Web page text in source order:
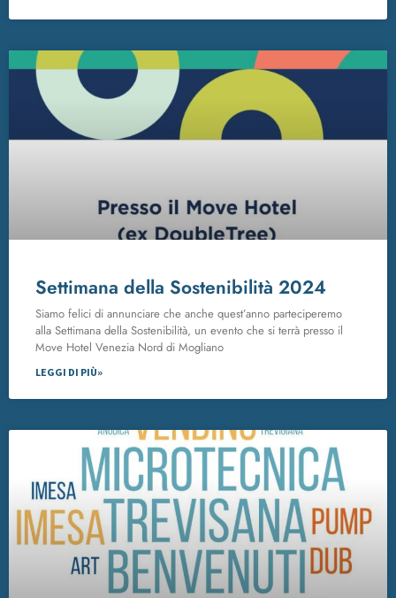
Settimana della Sostenibilità 2024
Siamo felici di annunciare che anche quest’anno parteciperemo
alla Settimana della Sostenibilità, un evento che si terrà presso il
Move Hotel Venezia Nord di Mogliano
LEGGI DI PIÙ»